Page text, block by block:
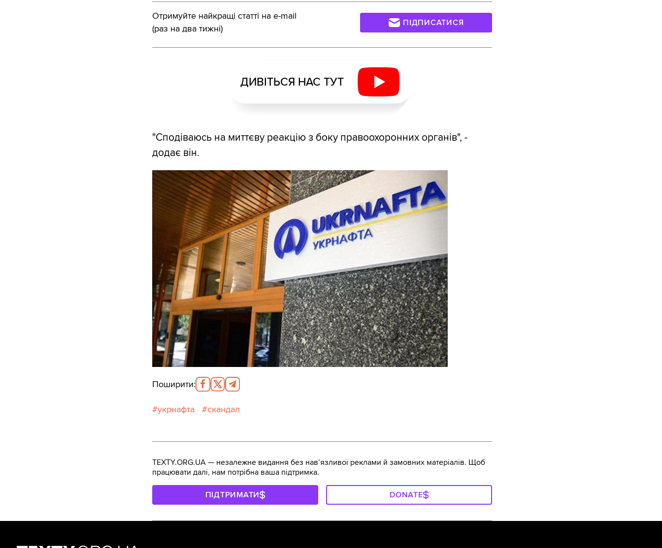
Отримуйте найкращі статті на e-mail
(раз на два тижні)
ПІДПИСАТИСЯ
ДИВІТЬСЯ НАС ТУТ
"Сподіваюсь на миттєву реакцію з боку правоохоронних органів", -
додає він.
Поширити:
укрнафта скандал
TEXTY.ORG.UA — незалежне видання без навʼязливої реклами й замовних матеріалів. Щоб
працювати далі, нам потрібна ваша підтримка.
ПІДТРИМАТИ DONATE